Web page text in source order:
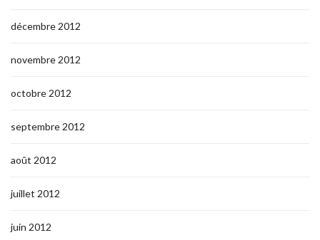
décembre 2012
novembre 2012
octobre 2012
septembre 2012
août 2012
juillet 2012
juin 2012